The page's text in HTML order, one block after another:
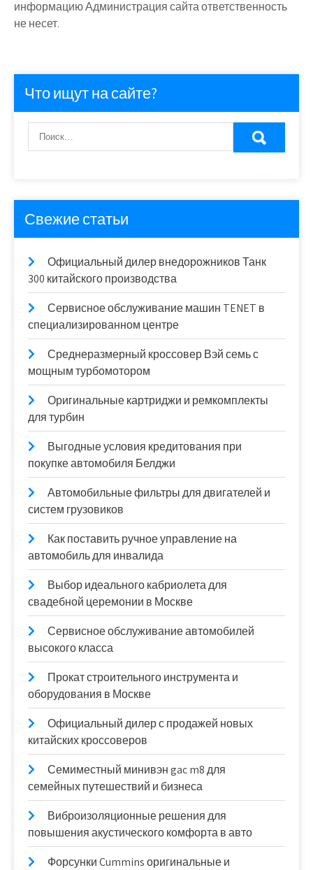
информацию Администрация сайта ответственность
не несет.
Что ищут на сайте?
Свежие статьи
Официальный дилер внедорожников Танк
300 китайского производства
Сервисное обслуживание машин TENET в
специализированном центре
Среднеразмерный кроссовер Вэй семь с
мощным турбомотором
Оригинальные картриджи и ремкомплекты
для турбин
Выгодные условия кредитования при
покупке автомобиля Белджи
Автомобильные фильтры для двигателей и
систем грузовиков
Как поставить ручное управление на
автомобиль для инвалида
Выбор идеального кабриолета для
свадебной церемонии в Москве
Сервисное обслуживание автомобилей
высокого класса
Прокат строительного инструмента и
оборудования в Москве
Официальный дилер с продажей новых
китайских кроссоверов
Семиместный минивэн gac m8 для
семейных путешествий и бизнеса
Виброизоляционные решения для
повышения акустического комфорта в авто
Форсунки Cummins оригинальные и